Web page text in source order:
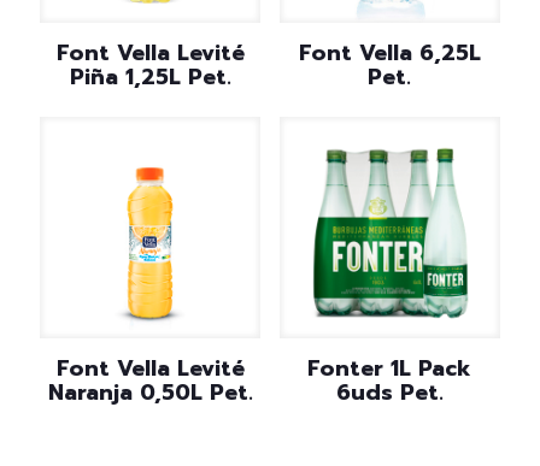
Font Vella Levité
Piña 1,25L Pet.
Font Vella 6,25L
Pet.
Font Vella Levité
Naranja 0,50L Pet.
Fonter 1L Pack
6uds Pet.